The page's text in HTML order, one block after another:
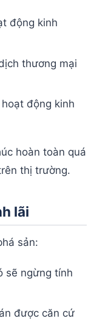
động kinh
thương mại
động kinh
hoàn toàn quá
thị trường.
lãi
sản:
sẽ ngừng tính
được căn cứ